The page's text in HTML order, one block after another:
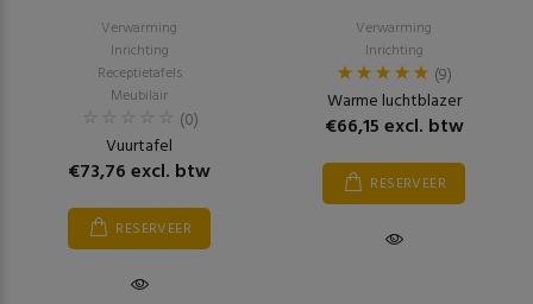
Verwarming
Inrichting
Receptietafels
Meubilair
(0)
Vuurtafel
€73,76 excl. btw
RESERVEER
Verwarming
Inrichting
(9)
Warme luchtblazer
€66,15 excl. btw
RESERVEER